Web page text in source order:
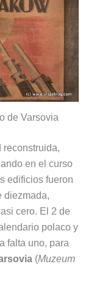
de Varsovia
reconstruida,
en el curso
edificios fueron
diezmada,
cero. El 2 de
polaco y
falta uno, para
(Muzeum